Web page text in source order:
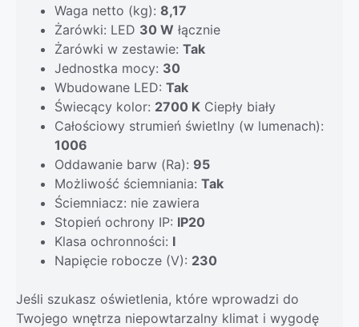
Waga netto (kg): 8,17
Żarówki: LED 30 W łącznie
Żarówki w zestawie: Tak
Jednostka mocy: 30
Wbudowane LED: Tak
Świecący kolor: 2700 K Ciepły biały
Całościowy strumień świetlny (w lumenach):
1006
Oddawanie barw (Ra): 95
Możliwość ściemniania: Tak
Ściemniacz: nie zawiera
Stopień ochrony IP: IP20
Klasa ochronności: I
Napięcie robocze (V): 230
Jeśli szukasz oświetlenia, które wprowadzi do
Twojego wnętrza niepowtarzalny klimat i wygodę